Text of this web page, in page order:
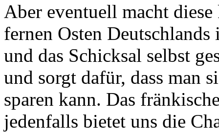
Aber eventuell macht
fernen Osten
und das Schicksal selbst
und sorgt dafür, dass man
sparen kann. Das
jedenfalls bietet uns die